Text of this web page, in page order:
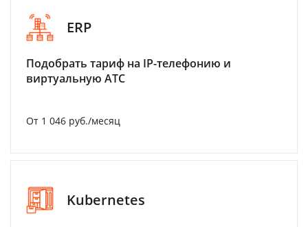
ERP
Подобрать тариф на IP-телефонию и
виртуальную АТС
От 1 046 руб./месяц
Kubernetes